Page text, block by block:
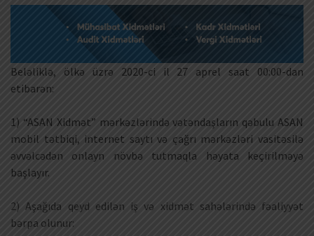
Beləliklə, ölkə üzrə 2020-ci il 27 aprel saat 00:00-dan
etibarən:
1) “ASAN Xidmət” mərkəzlərində vətəndaşların qəbulu ASAN
mobil tətbiqi, internet saytı və çağrı mərkəzləri vasitəsilə
əvvəlcədən onlayn növbə tutmaqla həyata keçirilməyə
başlayır.
2) Aşağıda qeyd edilən iş və xidmət sahələrində fəaliyyət
bərpa olunur: